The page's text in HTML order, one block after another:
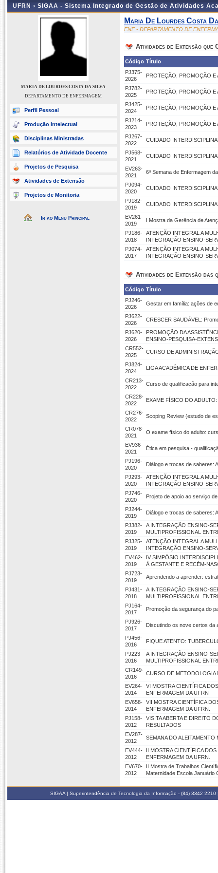
UFRN › SIGAA - Sistema Integrado de Gestão de Atividades
MARIA DE LOURDES COSTA DA SILVA
DEPARTAMENTO DE ENFERMAGEM
Perfil Pessoal
Produção Intelectual
Disciplinas Ministradas
Relatórios de Atividade Docente
Projetos de Pesquisa
Atividades de Extensão
Projetos de Monitoria
Ir ao Menu Principal
Maria De Lourdes Costa
ENF - DEPARTAMENTO DE
Atividades de Extensão que
Código Título
PJ375-
2026
PROTEÇÃO, PROMOÇÃO E
PJ782-
2025
PROTEÇÃO, PROMOÇÃO E
PJ425-
2024
PROTEÇÃO, PROMOÇÃO E
PJ214-
2023
PROTEÇÃO, PROMOÇÃO E
PJ267-
2022
CUIDADO
PJ568-
2021
CUIDADO
EV263-
2021
6ª Semana de Enfermagem
PJ094-
2020
CUIDADO
PJ182-
2019
CUIDADO
EV261-
2019
I Mostra da Gerência de
PJ186-
2018
ATENÇÃO INTEGRAL A
INTEGRAÇÃO ENSINO-
PJ074-
2017
ATENÇÃO INTEGRAL A
INTEGRAÇÃO ENSINO-
Atividades de Extensão das
Código Título
PJ246-
2026
Gestar em família: ações de
PJ622-
2026
CRESCER SAUDÁVEL:
PJ620-
2026
PROMOÇÃO DA
ENSINO-PESQUISA-
CR552-
2025
CURSO DE
PJ824-
2024
LIGA ACADÊMICA DE
CR213-
2022
Curso de qualificação para
CR228-
2022
EXAME FÍSICO DO
CR276-
2022
Scoping Review (estudo de
CR078-
2021
O exame físico do adulto:
EV936-
2021
Ética em pesquisa -
PJ196-
2020
Diálogo e trocas de saberes:
PJ293-
2020
ATENÇÃO INTEGRAL A
INTEGRAÇÃO ENSINO-
PJ746-
2020
Projeto de apoio ao serviço
PJ244-
2019
Diálogo e trocas de saberes:
PJ382-
2019
A INTEGRAÇÃO ENSINO-
MULTIPROFISSIONAL
PJ325-
2019
ATENÇÃO INTEGRAL A
INTEGRAÇÃO ENSINO-
EV462-
2019
IV SIMPÓSIO
À GESTANTE E RECÉM-
PJ723-
2019
Aprendendo a aprender:
PJ431-
2018
A INTEGRAÇÃO ENSINO-
MULTIPROFISSIONAL
PJ164-
2017
Promoção da segurança do
PJ926-
2017
Discutindo os nove certos da
PJ456-
2016
FIQUE ATENTO:
PJ223-
2016
A INTEGRAÇÃO ENSINO-
MULTIPROFISSIONAL
CR149-
2016
CURSO DE METODOLOGIA
EV264-
2014
VI MOSTRA CIENTÍFICA
ENFERMAGEM DA UFRN
EV658-
2014
VII MOSTRA CIENTÍFICA
ENFERMAGEM DA UFRN.
PJ158-
2012
VISITA ABERTA E DIREITO
RESULTADOS
EV287-
2012
SEMANA DO
EV444-
2012
II MOSTRA CIENTÍFICA
ENFERMAGEM DA UFRN.
EV670-
2012
II Mostra de Trabalhos
Maternidade Escola Januário
SIGAA | Superintendência de Tecnologia da Informação - (84) 3342